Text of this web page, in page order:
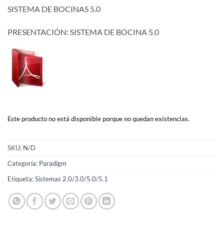
SISTEMA DE BOCINAS 5.0
PRESENTACIÓN: SISTEMA DE BOCINA 5.0
Este producto no está disponible porque no quedan existencias.
SKU: N/D
Categoría: Paradigm
Etiqueta:Sistemas 2.0/3.0/5.0/5.1